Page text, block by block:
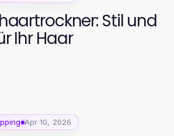
Stil und
Ihr Haar
Apr 10, 2026